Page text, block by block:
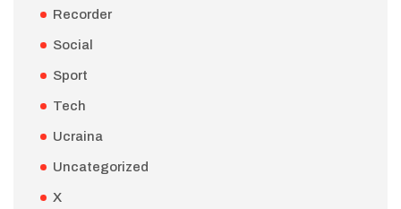
Recorder
Social
Sport
Tech
Ucraina
Uncategorized
X